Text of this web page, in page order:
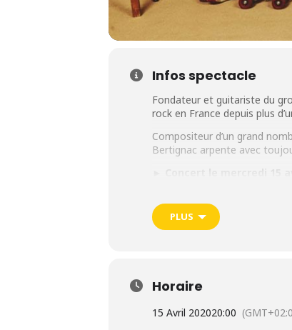
Infos spectacle
Fondateur et guitariste du
rock en France depuis plus
Compositeur d’un grand
Bertignac arpente avec
PLUS
Horaire
15 Avril 202020:00